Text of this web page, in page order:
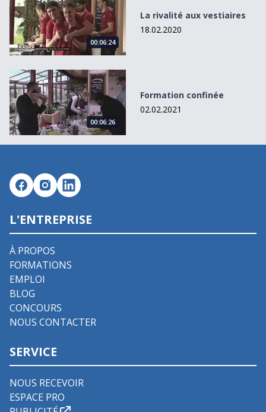
00:06:24
La rivalité aux vestiaires
18.02.2020
Formation confinée
00:06:26
Formation confinée
02.02.2021
L'ENTREPRISE
À PROPOS
FORMATIONS
EMPLOI
BLOG
CONCOURS
NOUS CONTACTER
SERVICE
NOUS RECEVOIR
ESPACE PRO